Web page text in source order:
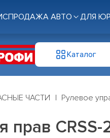
ПРОДАЖА АВТО ДЛЯ
Каталог
ЧАСТИ Рулевое
прав CRSS-